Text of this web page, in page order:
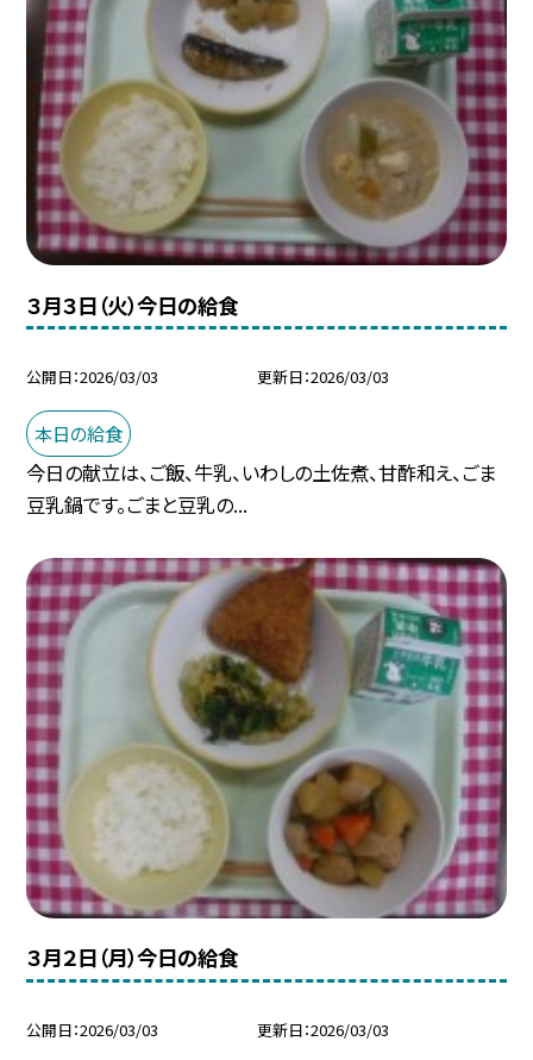
３月３日（火）今日の給食
公開日 2026/03/03 更新日 2026/03/03
本日の給食
今日の献立は、ご飯、牛乳、いわしの土佐煮、甘酢和え、ごま
豆乳鍋です。ごまと豆乳の...
３月２日（月）今日の給食
公開日 2026/03/03 更新日 2026/03/03